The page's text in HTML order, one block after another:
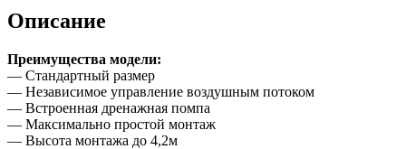
Описание
Преимущества модели:
— Стандартный размер
— Независимое управление воздушным потоком
— Встроенная дренажная помпа
— Максимально простой монтаж
— Высота монтажа до 4,2м